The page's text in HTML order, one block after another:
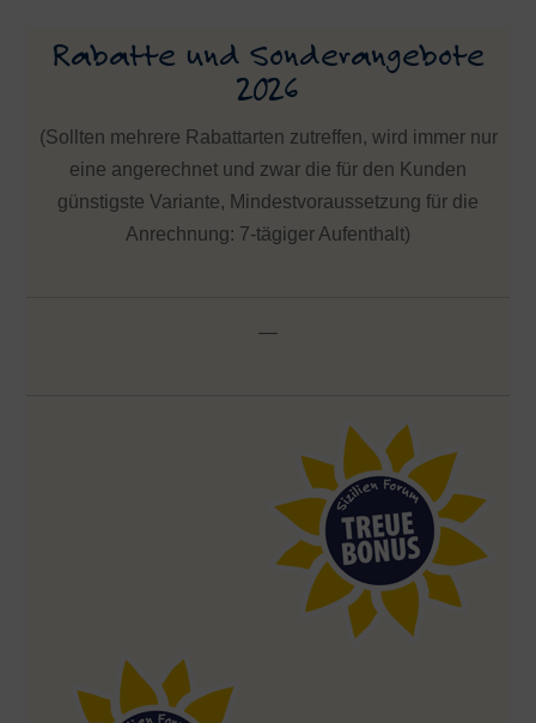
Rabatte und Sonderangebote
2026
(Sollten mehrere Rabattarten zutreffen, wird immer nur
eine angerechnet und zwar die für den Kunden
günstigste Variante, Mindestvoraussetzung für die
Anrechnung: 7-tägiger Aufenthalt)
—